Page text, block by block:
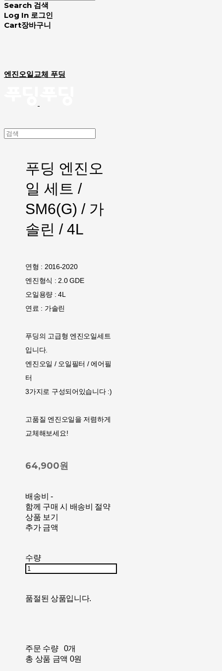
Search 검색
Log In 로그인
Cart장바구니
엔진오일교체 푸딩
푸딩 엔진오
일 세트 /
SM6(G) / 가
솔린 / 4L
연형 : 2016-2020
엔진형식 : 2.0 GDE
오일용량 : 4L
연료 : 가솔린
푸딩의 고급형 엔진오일세트
입니다.
엔진오일 / 오일필터 / 에어필
터
3가지로 구성되어있습니다 :)
고품질 엔진오일을 저렴하게
교체해보세요!
64,900원
배송비 -
함께 구매 시 배송비 절약
상품 보기
추가 금액
수량
품절된 상품입니다.
주문 수량
0개
총 상품 금액 0원